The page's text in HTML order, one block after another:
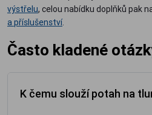
výstřelu, celou nabídku doplňků pak
a příslušenství.
Často kladené
K čemu slouží potah na